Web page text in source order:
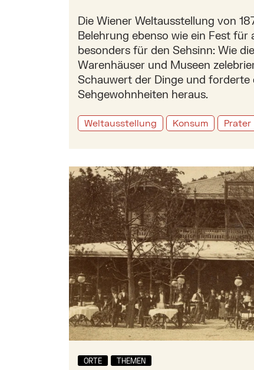
Die Wiener Weltausstellung von
Belehrung ebenso wie ein Fest für
besonders für den Sehsinn: Wie
Warenhäuser und Museen
Schauwert der Dinge und forderte
Sehgewohnheiten heraus.
Weltausstellung Konsum Prater
ORTE THEMEN
Mehr zu: Die Wiener Weltausstellung